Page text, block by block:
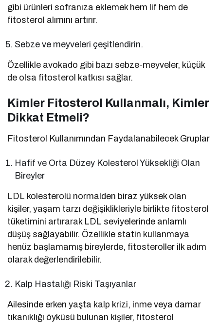
gibi ürünleri sofranıza eklemek hem lif hem de
fitosterol alımını artırır.
Sebze ve meyveleri çeşitlendirin.
Özellikle avokado gibi bazı sebze-meyveler, küçük
de olsa fitosterol katkısı sağlar.
Kimler Fitosterol Kullanmalı, Kimler
Dikkat Etmeli?
Fitosterol Kullanımından Faydalanabilecek Gruplar
Hafif ve Orta Düzey Kolesterol Yüksekliği Olan
Bireyler
LDL kolesterolü normalden biraz yüksek olan
kişiler, yaşam tarzı değişiklikleriyle birlikte fitosterol
tüketimini artırarak LDL seviyelerinde anlamlı
düşüş sağlayabilir. Özellikle statin kullanmaya
henüz başlamamış bireylerde, fitosteroller ilk adım
olarak değerlendirilebilir.
Kalp Hastalığı Riski Taşıyanlar
Ailesinde erken yaşta kalp krizi, inme veya damar
tıkanıklığı öyküsü bulunan kişiler, fitosterol